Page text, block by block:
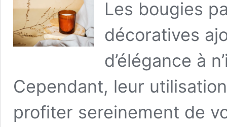
Les bougies
décoratives
d’élégance à
Cependant, leur
profiter sereinement de